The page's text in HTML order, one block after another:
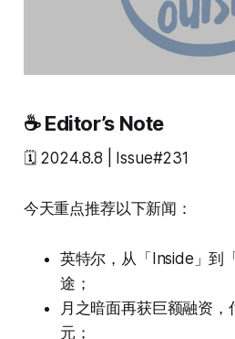
☕ Editor’s Note
🗓️ 2024.8.8 | Issue#231
今天重点推荐以下新闻：
英特尔，从「Inside」到
途；
月之暗面再获巨额融资
元；